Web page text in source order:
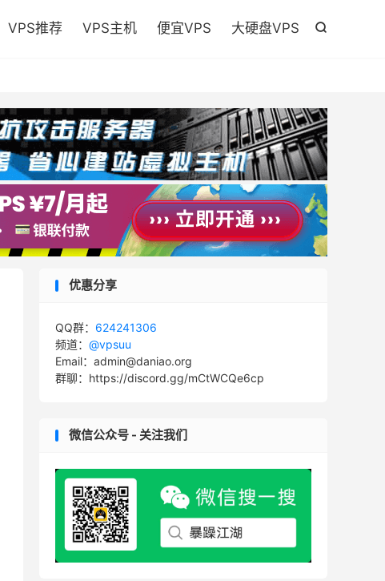

VPS推荐 VPS主机 便宜VPS 大硬盘VPS
优惠分享
QQ群： 624241306
频道： @vpsuu
Email：admin@daniao.org
群聊：https://discord.gg/mCtWCQe6cp
微信公众号 - 关注我们